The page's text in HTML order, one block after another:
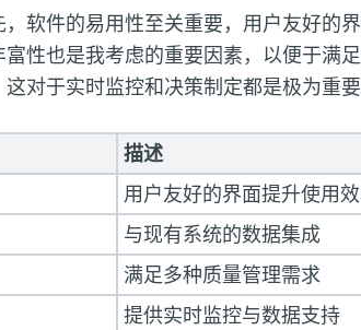
软件的易用性至关重要，用户友好的
性也是我考虑的重要因素，以便于满
对于实时监控和决策制定都是极为重要
描述
用户友好的界面提升使用
与现有系统的数据集成
满足多种质量管理需求
提供实时监控与数据支持